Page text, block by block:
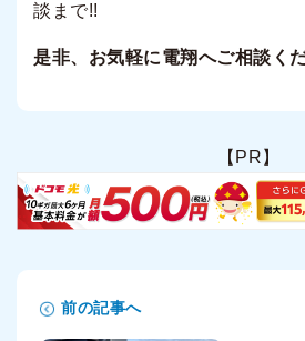
談まで!!
是非、お気軽に電翔へご相談く
【PR】
前の記事へ